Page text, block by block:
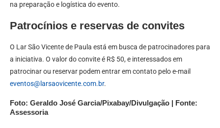
na preparação e logística do evento.
Patrocínios e reservas de convites
O Lar São Vicente de Paula está em busca de patrocinadores para
a iniciativa. O valor do convite é R$ 50, e interessados em
patrocinar ou reservar podem entrar em contato pelo e-mail
eventos@larsaovicente.com.br.
Foto: Geraldo José Garcia/Pixabay/Divulgação | Fonte:
Assessoria